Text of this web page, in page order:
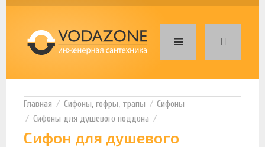
Сифоны, гофры, трапы
Сифоны
Сифоны для душевого поддона
Сифон для душевого